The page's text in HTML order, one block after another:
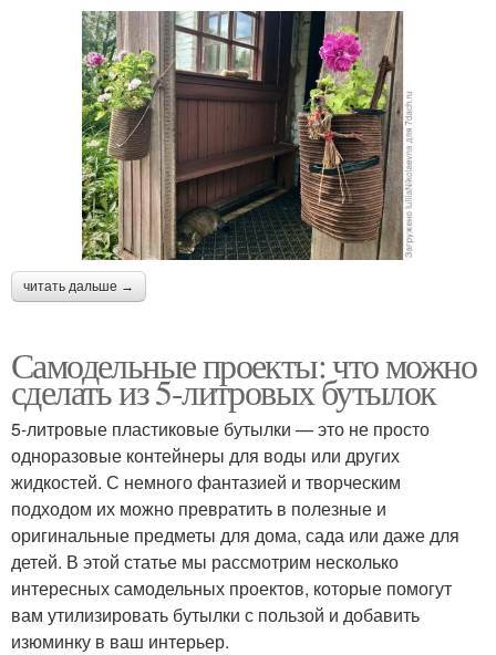
Полив для теплицы
читать дальше →
Самодельные проекты: что можно
сделать из 5-литровых бутылок
5-литровые пластиковые бутылки — это не просто
одноразовые контейнеры для воды или других
жидкостей. С немного фантазией и творческим
подходом их можно превратить в полезные и
оригинальные предметы для дома, сада или даже для
детей. В этой статье мы рассмотрим несколько
интересных самодельных проектов, которые помогут
вам утилизировать бутылки с пользой и добавить
изюминку в ваш интерьер.